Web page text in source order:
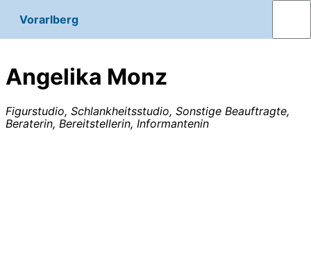
Vorarlberg
Angelika Monz
Figurstudio, Schlankheitsstudio, Sonstige Beauftragte,
Beraterin, Bereitstellerin, Informantenin